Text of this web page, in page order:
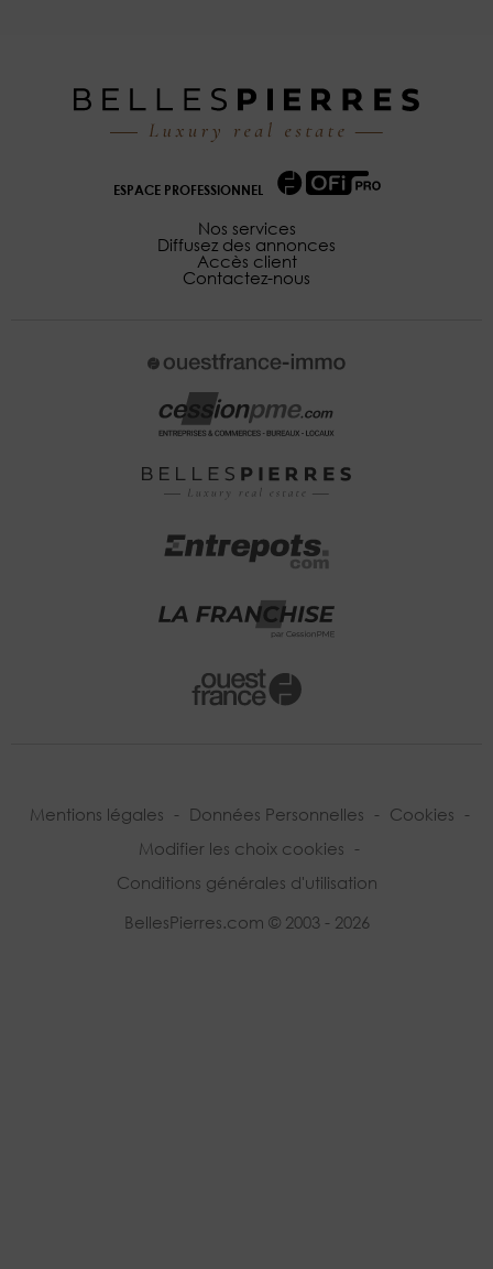
ESPACE PROFESSIONNEL
Nos services
Diffusez des annonces
Accès client
Contactez-nous
Mentions légales - Données Personnelles - Cookies -
Modifier les choix cookies -
Conditions générales d'utilisation
BellesPierres.com © 2003 - 2026